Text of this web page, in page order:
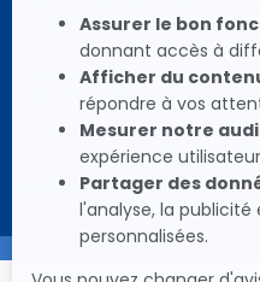
SocialSocial
Icon
Social
Icon
Social
Icon
Social
Icon